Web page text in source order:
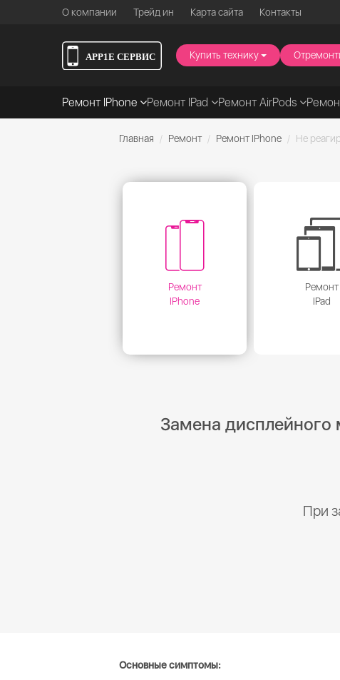
О компании Трейд ин Карта сайта Контакты
Купить технику
Ремонт IPhone Ремонт IPad Ремонт AirPods
Главная Ремонт Ремонт IPhone Не
Ремонт
IPhone
Ремонт
IPad
Замена дисплейного
При
Основные симптомы: